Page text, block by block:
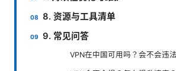
8. 资源与工具清单
9. 常见问答
VPN在中国可用吗？会不会违